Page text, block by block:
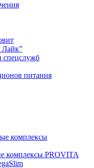
спецслужб
питания
комплексы
комплексы PROVITA